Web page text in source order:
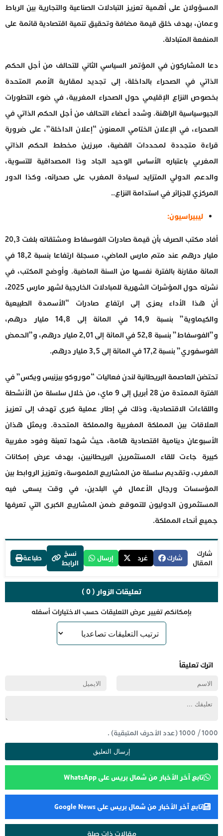
المسؤولان على أهمية تعزيز التبادلات الصناعية والتجارية بين الرباط
وعمان، بهدف خلق قيمة مضافة وتحقيق تنمية اقتصادية قائمة على
المنفعة المتبادلة.
دعا المشاركون في المؤتمر السياسي الثاني للتحالف من أجل الحكم
الذاتي في الصحراء بالداخلة، إلى تجديد لمقاربة الأمم المتحدة
بخصوص النزاع الإقليمي حول الصحراء المغربية، في ضوء التطورات
الجيوسياسية الراهنة. وشدد أعضاء التحالف من أجل الحكم الذاتي في
الصحراء، في الإعلان الختامي المعنون “إعلان الداخلة”، على ضرورة
قراءة متجددة لمحددات القضية، مبرزين مخطط الحكم الذاتي
المغربي باعتباره الأساس الوحيد الجاد وذا المصداقية للتسوية،
والدعم الدولي المتزايد لسيادة المغرب على صحرائه، وكذا الدور
المركزي للجزائر في استدامة النزاع..
ليبيراسيون:
أفاد مكتب الصرف بأن قيمة صادرات الفوسفاط ومشتقاته بلغت 20,3
مليار درهم عند متم مارس الماضي، مسجلة ارتفاعا بنسبة 18,2 في
المائة مقارنة بالفترة نفسها من السنة الماضية. وأوضح المكتب، في
نشرته حول المؤشرات الشهرية للمبادلات الخارجية لشهر مارس 2025،
أن هذا الأداء يعزى إلى ارتفاع صادرات “الأسمدة الطبيعية
والكيماوية” بنسبة 14,9 في المائة إلى 14,8 مليار درهم،
و”الفوسفاط” بنسبة 52,8 في المائة إلى 2,01 مليار درهم، و”الحمض
الفوسفوري” بنسبة 17,2 في المائة إلى 3,5 مليار درهم.
تحتضن العاصمة البريطانية لندن فعاليات “موروكو بيزنيس ويكس” في
الفترة الممتدة من 28 أبريل إلى 9 ماي، من خلال سلسلة من الأنشطة
واللقاءات الاقتصادية، وذلك في إطار عملية كبرى تهدف إلى تعزيز
العلاقات بين المملكة المغربية والمملكة المتحدة. ويمثل هذان
الأسبوعان دينامية اقتصادية هامة، حيث شهدا تعبئة وفود مغربية
كبيرة جاءت للقاء المستثمرين البريطانيين، بهدف عرض إمكانات
المغرب، وتقديم سلسلة من المشاريع الملموسة، وتعزيز الروابط بين
المؤسسات ورجال الأعمال في البلدين، في وقت يسعى فيه
المستثمرون الدوليون للتموقع ضمن المشاريع الكبرى التي تعرفها
جميع أنحاء المملكة.
شارك
المقال
شارك غرد إرسال
نسخ
الرابط
طباعة
تعليقات الزوار ( 0 )
بإمكانكم تغيير عرض التعليقات حسب الاختيارات أسفله
اترك تعليقاً
1000
/
1000(عدد الأحرف المتبقية) .
تابع آخر الأخبار من شمال بريس على WhatsApp
تابع آخر الأخبار من شمال بريس على Google News
مقالات ذات صلة